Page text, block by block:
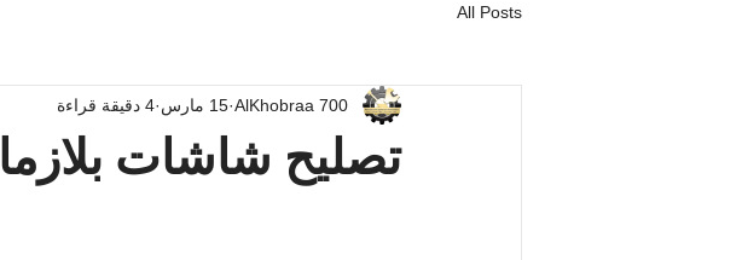
All Posts
تصليح شاشات بلازما TCL
AlKhobraa 700 15 مارس 4 دقيقة قراءة